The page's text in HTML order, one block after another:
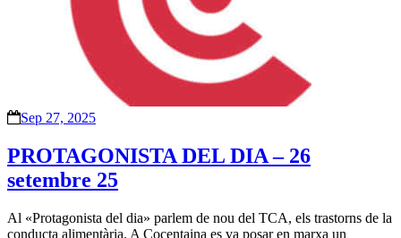
Sep 27, 2025
PROTAGONISTA DEL DIA – 26
setembre 25
Al «Protagonista del dia» parlem de nou del TCA, els trastorns de la
conducta alimentària. A Cocentaina es va posar en marxa un